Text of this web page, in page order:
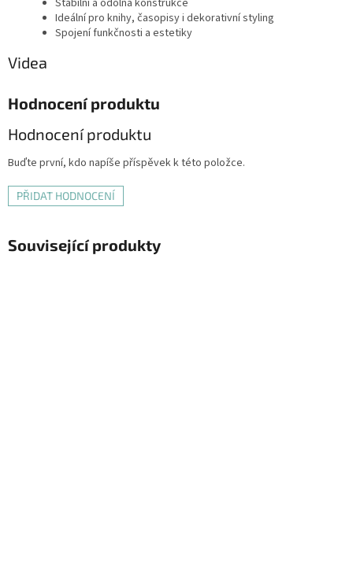
Ideální pro knihy, časopisy i dekorativní styling
Spojení funkčnosti a estetiky
Videa
Hodnocení produktu
Hodnocení produktu
Buďte první, kdo napíše příspěvek k této položce.
PŘIDAT HODNOCENÍ
Související produkty